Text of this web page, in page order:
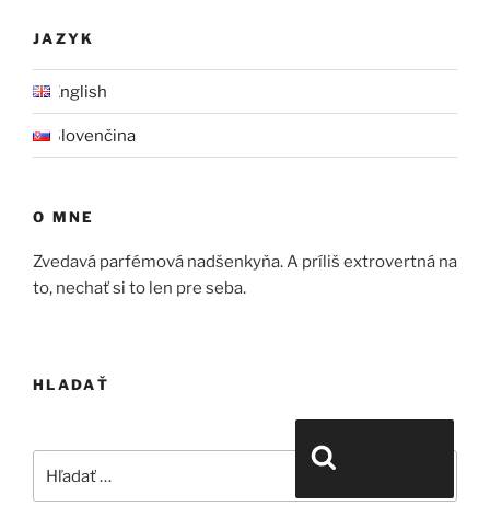
JAZYK
English
Slovenčina
O MNE
Zvedavá parfémová nadšenkyňa. A príliš extrovertná na
to, nechať si to len pre seba.
HLADAŤ